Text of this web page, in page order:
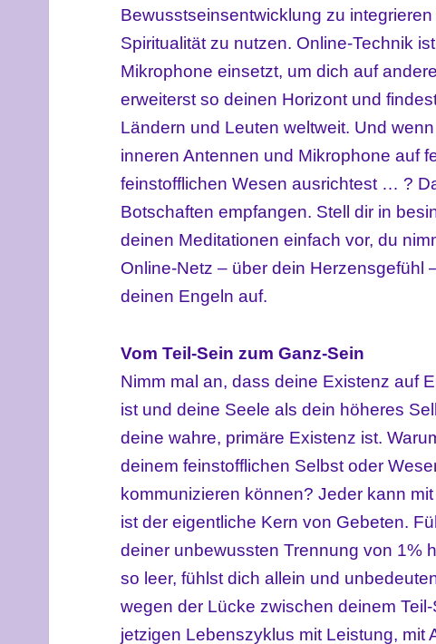
Bewusstseinsentwicklung zu
Spiritualität zu nutzen. Online-Technik
Mikrophone einsetzt, um dich auf
erweiterst so deinen Horizont und
Ländern und Leuten weltweit. Und
inneren Antennen und Mikrophone auf
feinstofflichen Wesen ausrichtest … ?
Botschaften empfangen. Stell dir in
deinen Meditationen einfach vor, du
Online-Netz – über dein Herzensgefühl
deinen Engeln auf.
VomTeil-Sein zum Ganz-Sein
Nimm mal an, dass deine Existenz auf
ist und deine Seele als dein höheres
deine wahre, primäre Existenz ist.
deinem feinstofflichen Selbst oder
kommunizieren können? Jeder kann
ist der eigentliche Kern von Gebeten.
deiner unbewussten Trennung von 1%
so leer, fühlst dich allein und
wegen der Lücke zwischen deinem
jetzigen Lebenszyklus mit Leistung, mit